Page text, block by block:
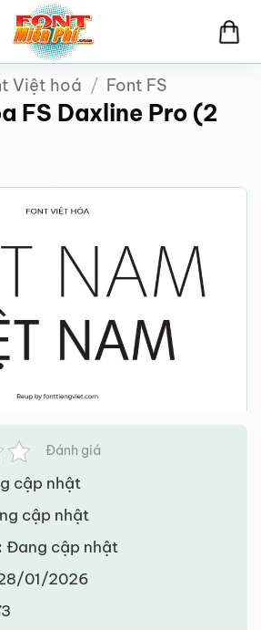
Việt hoá / Font FS
FS Daxline Pro (2
Đánh giá
cập nhật
cập nhật
Đang cập nhật
01/2026